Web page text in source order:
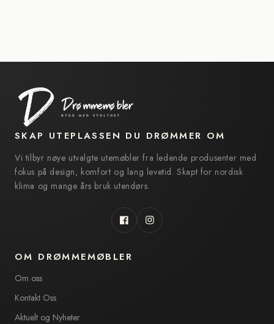
SKAP UTEPLASSEN DU DRØMMER OM
Vi tilbyr nøye utvalgte utemøbler fra ledende produsenter med
fokus på design, komfort og lang levetid. Skapt for nordisk
klima og mange års bruk utendørs.
FacebookInstagram
OM DRØMMEMØBLER
Om oss
Kontakt Oss
Aktuelt og Nyheter